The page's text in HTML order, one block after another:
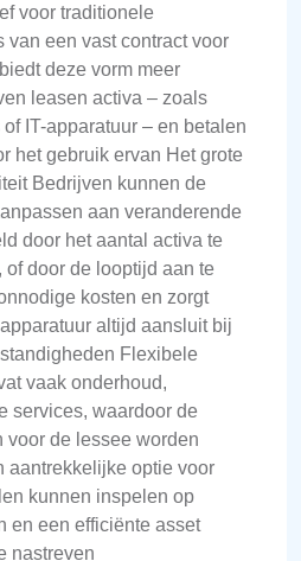
voor traditionele
van een vast contract voor
deze vorm meer
leasen activa – zoals
IT-apparatuur – en betalen
het gebruik ervan Het grote
Bedrijven kunnen de
aan veranderende
door het aantal activa te
door de looptijd aan te
kosten en zorgt
altijd aansluit bij
Flexibele
vaak onderhoud,
services, waardoor de
voor de lessee worden
aantrekkelijke optie voor
kunnen inspelen op
en een efficiënte asset
nastreven